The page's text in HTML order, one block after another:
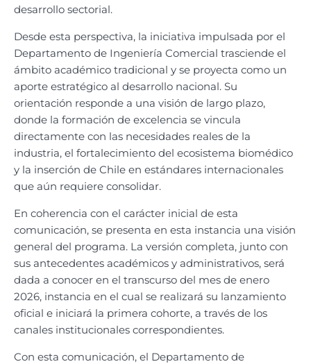
desarrollo sectorial.
Desde esta perspectiva, la iniciativa impulsada por el
Departamento de Ingeniería Comercial trasciende el
ámbito académico tradicional y se proyecta como un
aporte estratégico al desarrollo nacional. Su
orientación responde a una visión de largo plazo,
donde la formación de excelencia se vincula
directamente con las necesidades reales de la
industria, el fortalecimiento del ecosistema biomédico
y la inserción de Chile en estándares internacionales
que aún requiere consolidar.
En coherencia con el carácter inicial de esta
comunicación, se presenta en esta instancia una visión
general del programa. La versión completa, junto con
sus antecedentes académicos y administrativos, será
dada a conocer en el transcurso del mes de enero
2026, instancia en el cual se realizará su lanzamiento
oficial e iniciará la primera cohorte, a través de los
canales institucionales correspondientes.
Con esta comunicación, el Departamento de